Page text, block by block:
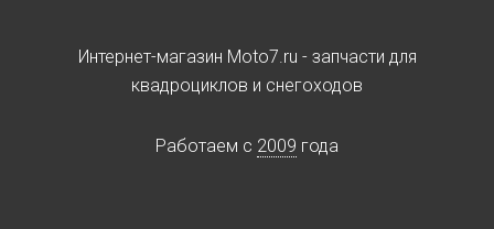
Интернет-магазин Moto7.ru - запчасти для
квадроциклов и снегоходов
Работаем c 2009 года